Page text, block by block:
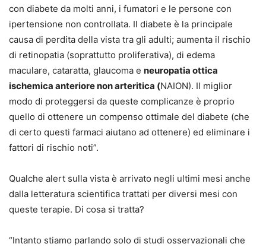
con diabete da molti anni, i fumatori e le persone con
ipertensione non controllata. Il diabete è la principale
causa di perdita della vista tra gli adulti; aumenta il rischio
di retinopatia (soprattutto proliferativa), di edema
maculare, cataratta, glaucoma e neuropatia ottica
ischemica anteriore non arteritica (NAION). Il miglior
modo di proteggersi da queste complicanze è proprio
quello di ottenere un compenso ottimale del diabete (che
di certo questi farmaci aiutano ad ottenere) ed eliminare i
fattori di rischio noti”.
Qualche alert sulla vista è arrivato negli ultimi mesi anche
dalla letteratura scientifica trattati per diversi mesi con
queste terapie. Di cosa si tratta?
“Intanto stiamo parlando solo di studi osservazionali che